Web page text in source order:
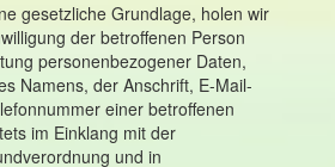
gesetzliche Grundlage, holen wir
der betroffenen Person
personenbezogener Daten,
Namens, der Anschrift, E-Mail-
einer betroffenen
im Einklang mit der
und in